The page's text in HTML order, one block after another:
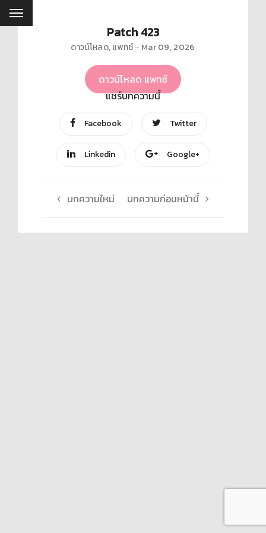
Patch 423
ดาวน์โหลด,แพทช์ Mar 09, 2026
ดาวน์โหลด แพทช์
แชร์บทความนี้
Facebook Twitter
Linkedin Google+
บทความใหม่ บทความก่อนหน้านี้